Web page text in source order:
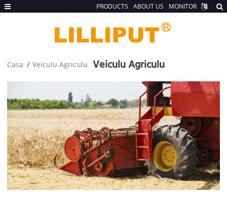
Veiculu Agriculu
Casa Veiculu Agriculu
PRODUCTS ABOUT US MONITOR